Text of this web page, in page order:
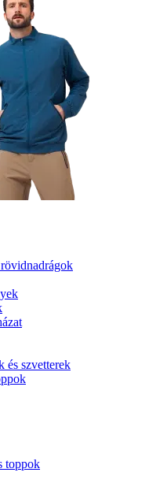
és szvetterek
toppok